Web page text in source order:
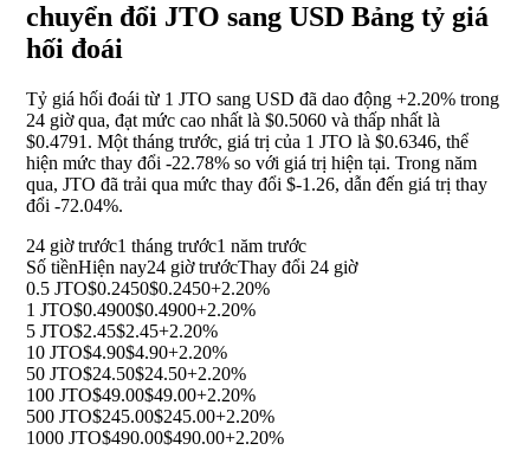
chuyển đổi JTO sang USD Bảng tỷ giá
hối đoái
Tỷ giá hối đoái từ 1 JTO sang USD đã dao động +2.20% trong
24 giờ qua, đạt mức cao nhất là $0.5060 và thấp nhất là
$0.4791. Một tháng trước, giá trị của 1 JTO là $0.6346, thể
hiện mức thay đổi -22.78% so với giá trị hiện tại. Trong năm
qua, JTO đã trải qua mức thay đổi $-1.26, dẫn đến giá trị thay
đổi -72.04%.
24 giờ trước1 tháng trước1 năm trước
Số tiềnHiện nay24 giờ trướcThay đổi 24 giờ
0.5 JTO$0.2450$0.2450+2.20%
1 JTO$0.4900$0.4900+2.20%
5 JTO$2.45$2.45+2.20%
10 JTO$4.90$4.90+2.20%
50 JTO$24.50$24.50+2.20%
100 JTO$49.00$49.00+2.20%
500 JTO$245.00$245.00+2.20%
1000 JTO$490.00$490.00+2.20%